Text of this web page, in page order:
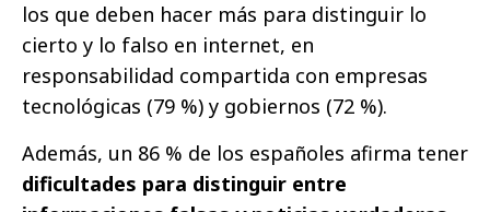
los que deben hacer más para distinguir lo
cierto y lo falso en internet, en
responsabilidad compartida con empresas
tecnológicas (79 %) y gobiernos (72 %).
Además, un 86 % de los españoles afirma tener
dificultades para distinguir entre